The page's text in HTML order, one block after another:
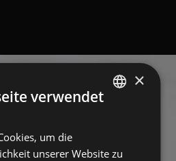
×
verwendet
um die
unserer Website zu